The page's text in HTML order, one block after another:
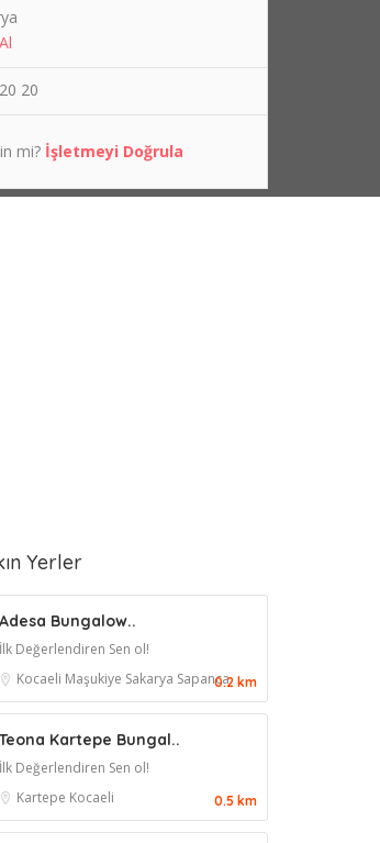
20
mi? İşletmeyi Doğrula
Yerler
Adesa Bungalow..
İlk Değerlendiren Sen ol!
Kocaeli Maşukiye Sakarya Sapanca0.2 km
Teona Kartepe Bungal..
İlk Değerlendiren Sen ol!
Kartepe Kocaeli 0.5 km